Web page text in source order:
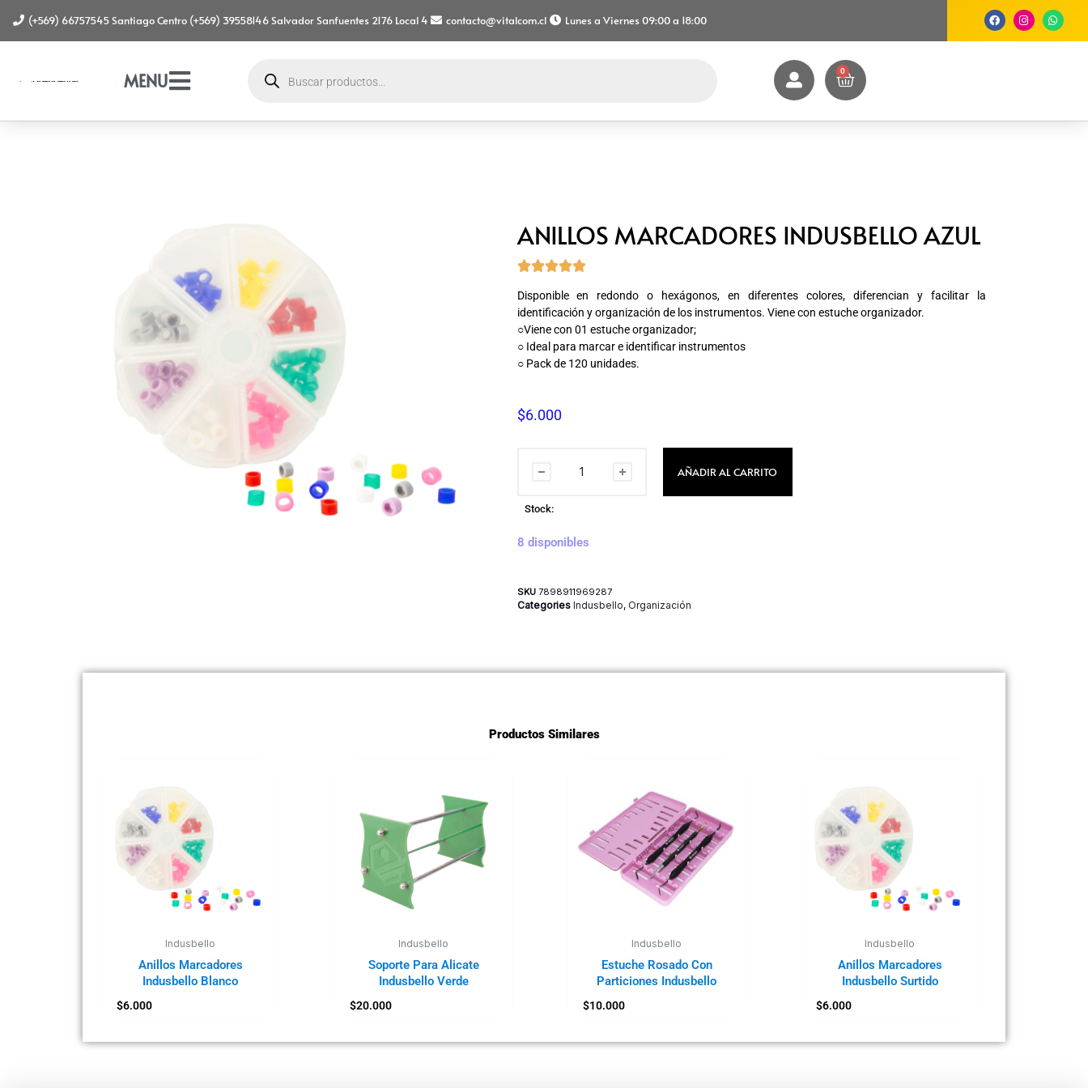
(+569) 66757545 Santiago Centro (+569) 39558146 Salvador Sanfuentes 2176 Local 4 contacto@vitalcom.cl Lunes a Viernes 09:00 a 18:00
MENU 0
ANILLOS MARCADORES INDUSBELLO AZUL

Disponible en redondo o hexágonos, en diferentes colores, diferencian y facilitar la
identificación y organización de los instrumentos. Viene con estuche organizador.
○Viene con 01 estuche organizador;
○ Ideal para marcar e identificar instrumentos
○ Pack de 120 unidades.
$6.000
AÑADIR AL CARRITO
Stock:
8 disponibles
SKU 7898911969287
Categories Indusbello, Organización
Productos Similares
Indusbello
Anillos Marcadores
Indusbello Blanco
$6.000
Indusbello
Soporte Para Alicate
Indusbello Verde
$20.000
Indusbello
Estuche Rosado Con
Particiones Indusbello
$10.000
Indusbello
Anillos Marcadores
Indusbello Surtido
$6.000